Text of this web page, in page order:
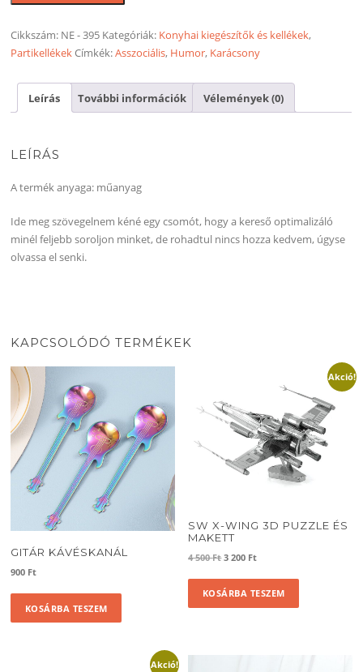
mennyiség
Cikkszám: NE - 395 Kategóriák: Konyhai kiegészítők és kellékek,
PartikellékekCímkék:Asszociális, Humor, Karácsony
Leírás További információk Vélemények (0)
LEÍRÁS
A termék anyaga: műanyag
Ide meg szövegelnem kéné egy csomót, hogy a kereső optimalizáló
minél feljebb soroljon minket, de rohadtul nincs hozza kedvem, úgyse
olvassa el senki.
KAPCSOLÓDÓ TERMÉKEK
GITÁR KÁVÉSKANÁL
900 Ft
KOSÁRBA TESZEM
Akció!
SW X-WING 3D PUZZLE ÉS
MAKETT
4 500FtOriginal
was:
3 200 FtCurrent
KOSÁRBA TESZEM
Akció!